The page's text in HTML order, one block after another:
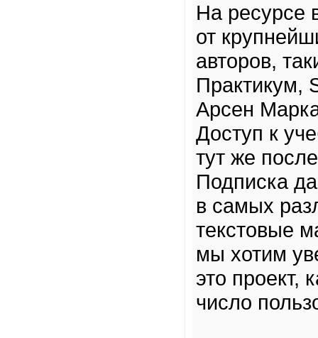
На ресурсе
от
авторов,
Практикум,
Арсен
Доступ к
тут же
Подписка
в самых
текстовые
мы хотим
это проект,
число